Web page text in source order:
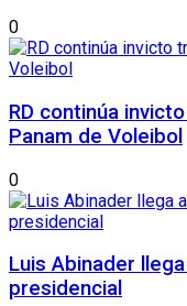
0
RD continúa
Panam de Voleibol
0
Luis Abinader
presidencial